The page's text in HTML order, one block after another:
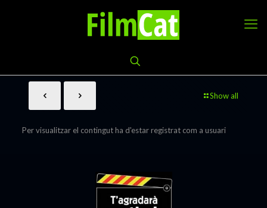
Show all
Per visualitzar el contingut ha d'estar registrat com a usuari